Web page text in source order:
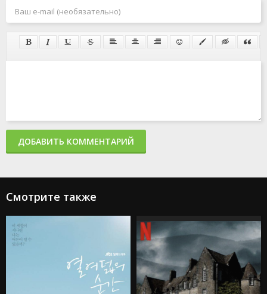
ДОБАВИТЬ КОММЕНТАРИЙ
Смотрите также